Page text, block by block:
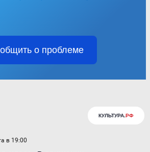
о проблеме